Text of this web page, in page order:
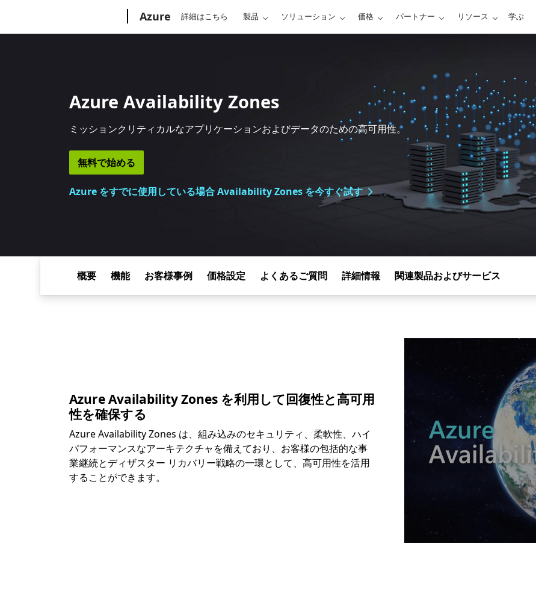
Azure 詳細はこちら 製品 ソリューション 価格 パートナー リソース 学ぶ
Azure Availability Zones
ミッションクリティカルなアプリケーションおよびデータのための高可用性。
無料で始める
Azure をすでに使用している場合 Availability Zones を今すぐ試す
概要 機能 お客様事例 価格設定 よくあるご質問 詳細情報 関連製品およびサービス
Azure Availability Zones を利用して回復性と高可用
性を確保する
Azure Availability Zones は、組み込みのセキュリティ、柔軟性、ハイ
パフォーマンスなアーキテクチャを備えており、お客様の包括的な事
業継続とディザスター リカバリー戦略の一環として、高可用性を活用
することができます。
Video container